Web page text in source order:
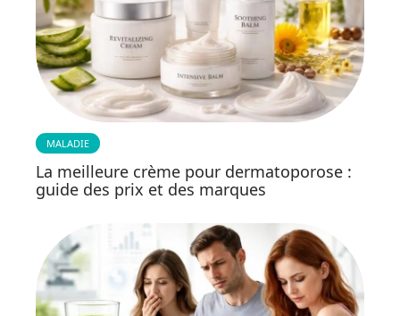
MALADIE
La meilleure crème pour dermatoporose :
guide des prix et des marques